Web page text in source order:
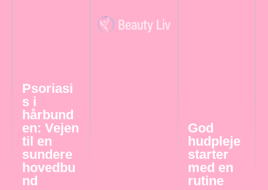
Psoriasi
s i
hårbund
en: Vejen
til en
sundere
hovedbu
nd
God
hudpleje
starter
med en
rutine